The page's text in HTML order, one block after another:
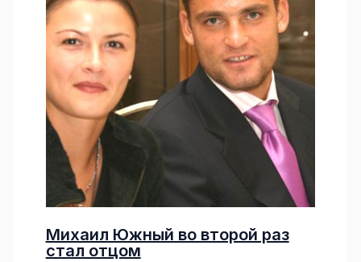
Михаил Южный во второй раз
стал отцом